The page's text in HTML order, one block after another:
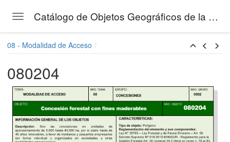
Toggle navigation Catálogo de Objetos Geográficos de la Gestión Forestal del SERFOR
08 - Modalidad de Acceso
080204